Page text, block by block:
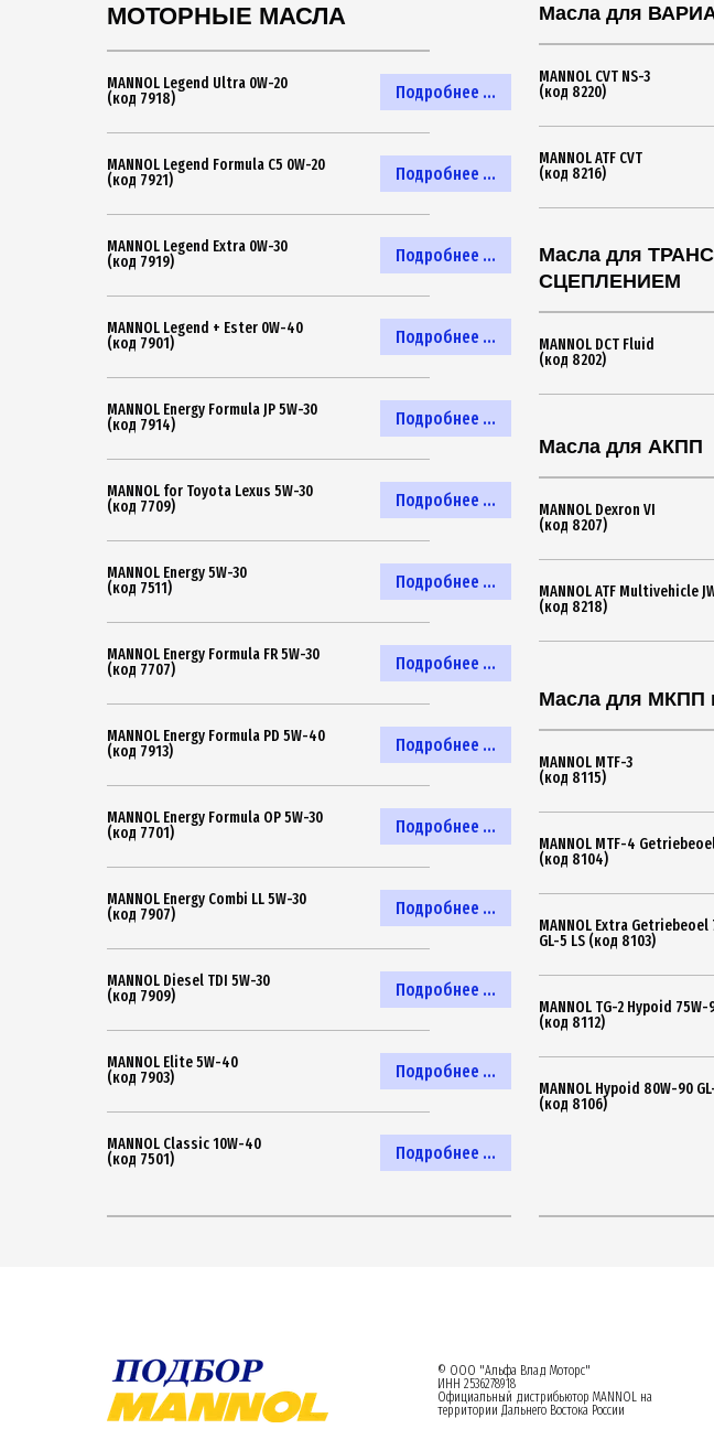
МОТОРНЫЕ МАСЛА
Подробнее ...
MANNOL Legend Ultra 0W-20
(код 7918)
Подробнее ...
MANNOL Legend Formula C5 0W-20
(код 7921)
Подробнее ...
MANNOL Legend Extra 0W-30
(код 7919)
Подробнее ...
MANNOL Legend + Ester 0W-40
(код 7901)
Подробнее ...
MANNOL Energy Formula JP 5W-30
(код 7914)
Подробнее ...
MANNOL for Toyota Lexus 5W-30
(код 7709)
Подробнее ...
MANNOL Energy 5W-30
(код 7511)
Подробнее ...
MANNOL Energy Formula FR 5W-30
(код 7707)
Подробнее ...
MANNOL Energy Formula PD 5W-40
(код 7913)
Подробнее ...
MANNOL Energy Formula OP 5W-30
(код 7701)
Подробнее ...
MANNOL Energy Combi LL 5W-30
(код 7907)
Подробнее ...
MANNOL Diesel TDI 5W-30
(код 7909)
Подробнее ...
MANNOL Elite 5W-40
(код 7903)
Подробнее ...
MANNOL Classic 10W-40
(код 7501)
Масла для
MANNOL CVT NS-3
(код 8220)
MANNOL ATF CVT
(код 8216)
Масла для
СЦЕПЛЕНИЕМ
MANNOL DCT Fluid
(код 8202)
Масла для АКПП
MANNOL Dexron VI
(код 8207)
MANNOL ATF Multivehicle
(код 8218)
Масла для
MANNOL MTF-3
(код 8115)
MANNOL MTF-4
(код 8104)
MANNOL Extra Getriebeoel
GL-5 LS (код 8103)
MANNOL TG-2 Hypoid 75W-
(код 8112)
MANNOL Hypoid 80W-90
(код 8106)
© ООО "Альфа Влад Моторс"
ИНН 2536278918
Официальный дистрибьютор MANNOL на
территории Дальнего Востока России